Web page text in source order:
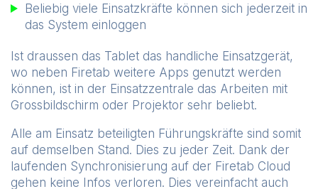
Beliebig viele Einsatzkräfte können sich jederzeit in
das System einloggen
Ist draussen das Tablet das handliche Einsatzgerät,
wo neben Firetab weitere Apps genutzt werden
können, ist in der Einsatzzentrale das Arbeiten mit
Grossbildschirm oder Projektor sehr beliebt.
Alle am Einsatz beteiligten Führungskräfte sind somit
auf demselben Stand. Dies zu jeder Zeit. Dank der
laufenden Synchronisierung auf der Firetab Cloud
gehen keine Infos verloren. Dies vereinfacht auch